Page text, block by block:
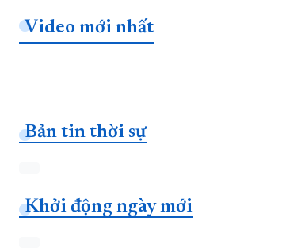
Video mới nhất
Bản tin thời sự
Khởi động ngày mới